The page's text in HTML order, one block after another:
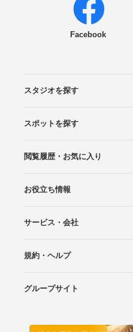
Facebook
スタジオを探す
エリアから探す
こだわりから探す
NEW PHOTO STYLE
プランから探す
フォトタイプ診断
フォトグラファーから探す
国内リゾートから探す
スポットを探す
ロケーションから探す
スタジオから探す
閲覧履歴・お気に入り
閲覧スタジオ
お気に入り
お役立ち情報
Wedding Photo マガジン
はじめてガイド
サービス・会社
Photoraitとは
スタジオの掲載について
お問い合わせ
運営会社
サイトマップ
規約・ヘルプ
プライバシーポリシー
利用規約
ヘルプ
グループサイト